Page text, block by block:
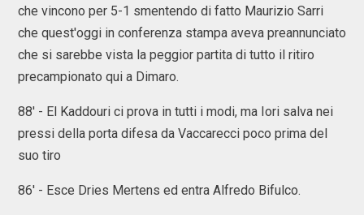
che vincono per 5-1 smentendo di fatto Maurizio Sarri
che quest'oggi in conferenza stampa aveva preannunciato
che si sarebbe vista la peggior partita di tutto il ritiro
precampionato qui a Dimaro.
88' - El Kaddouri ci prova in tutti i modi, ma Iori salva nei
pressi della porta difesa da Vaccarecci poco prima del
suo tiro
86' - Esce Dries Mertens ed entra Alfredo Bifulco.